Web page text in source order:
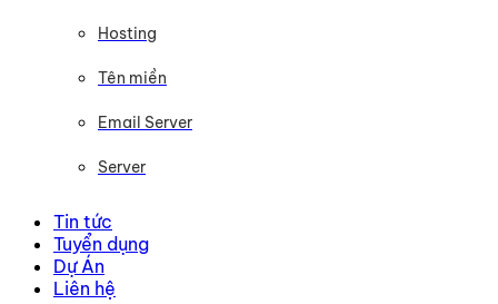
Hosting
Tên miền
Email Server
Server
Tin tức
Tuyển dụng
Dự Án
Liên hệ